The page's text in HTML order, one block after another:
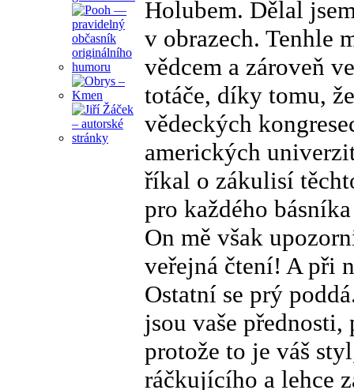
Holubem. Dělal
v obrazech. Tenhle
vědcem a zároveň
totáče, díky tomu,
vědeckých
amerických
říkal o zákulisí
pro každého
On mě však
veřejná čtení! A při
Ostatní se prý
jsou vaše
protože to je váš
ráčkujícího a lehce